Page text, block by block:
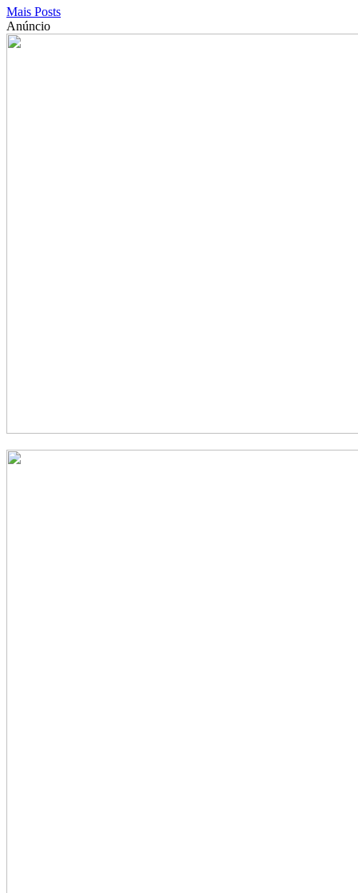
Mais Posts
Anúncio